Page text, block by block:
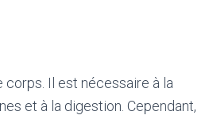
corps. Il est nécessaire à la
et à la digestion. Cependant,